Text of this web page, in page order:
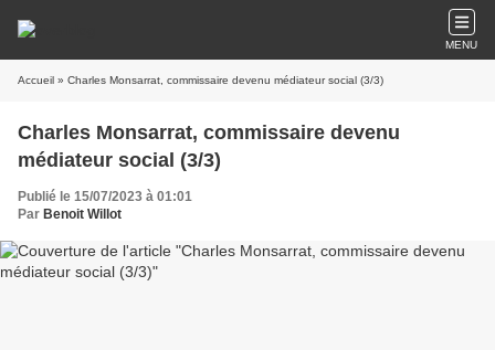
MENU
Accueil » Charles Monsarrat, commissaire devenu médiateur social (3/3)
Charles Monsarrat, commissaire devenu
médiateur social (3/3)
Publié le 15/07/2023 à 01:01
Par Benoit Willot